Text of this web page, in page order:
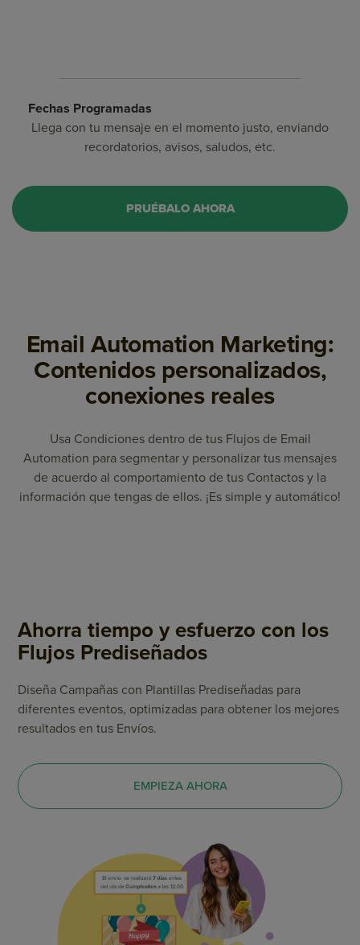
Fechas Programadas
Llega con tu mensaje en el momento justo, enviando
recordatorios, avisos, saludos, etc.
PRUÉBALO AHORA
Email Automation Marketing:
Contenidos personalizados,
conexiones reales
Usa Condiciones dentro de tus Flujos de Email
Automation para segmentar y personalizar tus mensajes
de acuerdo al comportamiento de tus Contactos y la
información que tengas de ellos. ¡Es simple y automático!
Ahorra tiempo y esfuerzo con los
Flujos Prediseñados
Diseña Campañas con Plantillas Prediseñadas para
diferentes eventos, optimizadas para obtener los mejores
resultados en tus Envíos.
EMPIEZA AHORA